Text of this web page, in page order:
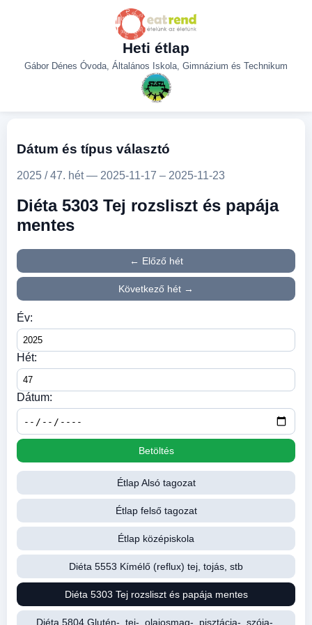
Heti étlap
Gábor Dénes Óvoda, Általános Iskola, Gimnázium és Technikum
Dátum és típus választó
2025 / 47. hét — 2025-11-17 – 2025-11-23
Diéta 5303 Tej rozsliszt és papája
mentes
← Előző hét
Következő hét →
Év:
Hét:
Dátum:
Betöltés
Étlap Alsó tagozat
Étlap felső tagozat
Étlap középiskola
Diéta 5553 Kímélő (reflux) tej, tojás, stb
Diéta 5303 Tej rozsliszt és papája mentes
Diéta 5804 Glutén-, tej-, olajosmag-, pisztácia-, szója-,